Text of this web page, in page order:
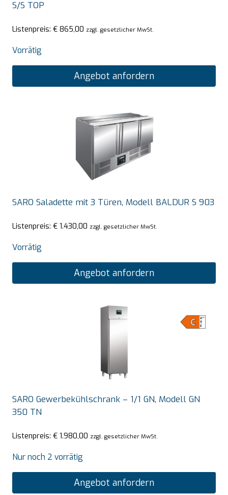
S/S TOP
Listenpreis: € 865,00 zzgl. gesetzlicher MwSt.
Vorrätig
Angebot anfordern
SARO Saladette mit 3 Türen, Modell BALDUR S 903
Listenpreis: € 1.430,00 zzgl. gesetzlicher MwSt.
Vorrätig
Angebot anfordern
SARO Gewerbekühlschrank – 1/1 GN, Modell GN
350 TN
Listenpreis: € 1.980,00 zzgl. gesetzlicher MwSt.
Nur noch 2 vorrätig
Angebot anfordern